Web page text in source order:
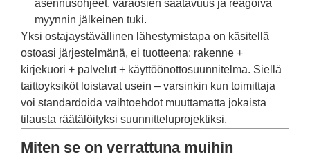
asennusohjeet, varaosien saatavuus ja reagoiva
myynnin jälkeinen tuki.
Yksi ostajaystävällinen lähestymistapa on käsitellä
ostoasi järjestelmänä, ei tuotteena: rakenne +
kirjekuori + palvelut + käyttöönottosuunnitelma. Siellä
taittoyksiköt loistavat usein – varsinkin kun toimittaja
voi standardoida vaihtoehdot muuttamatta jokaista
tilausta räätälöityksi suunnitteluprojektiksi.
Miten se on verrattuna muihin